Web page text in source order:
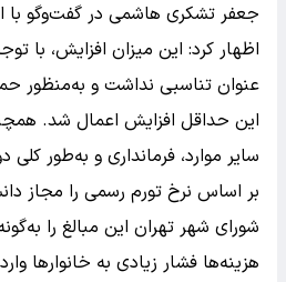
جعفر تشکری هاشمی در گفت‌وگو
اظهار کرد: این میزان افزایش، با
عنوان تناسبی نداشت و به‌منظور
این حداقل افزایش اعمال شد.
بر اساس نرخ تورم رسمی را مجاز
شورای شهر تهران این مبالغ را
هزینه‌ها فشار زیادی به خانوارها